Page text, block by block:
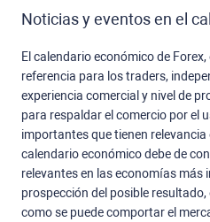
Noticias y eventos en el
El calendario económico de
referencia para los traders,
experiencia comercial y nivel de
para respaldar el comercio por el
importantes que tienen
calendario económico debe de
relevantes en las economías más
prospección del posible
como se puede comportar el